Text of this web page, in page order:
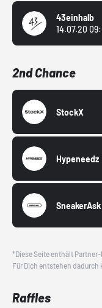
43einhalb
14.07.20
2nd Chance
StockX
Hypeneedz
SneakerAsk
*Diese Seite enthält
Für Dich entstehen dadurch
Raffles